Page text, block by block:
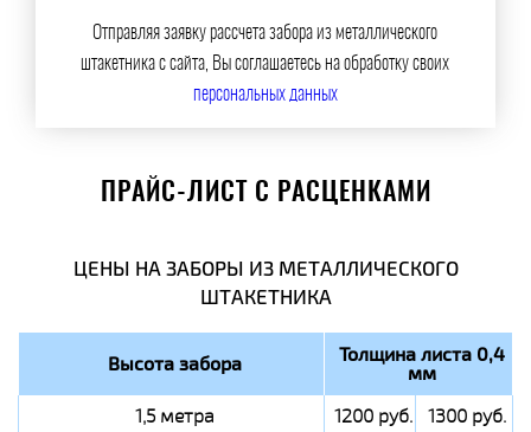
Отправляя заявку рассчета забора из металлического
штакетника с сайта, Вы соглашаетесь на обработку своих
персональных данных
ПРАЙС-ЛИСТ С РАСЦЕНКАМИ
ЦЕНЫ НА ЗАБОРЫ ИЗ МЕТАЛЛИЧЕСКОГО
ШТАКЕТНИКА
Высота забора Толщина листа 0,4
мм
1,5 метра 1200 руб. 1300 руб.